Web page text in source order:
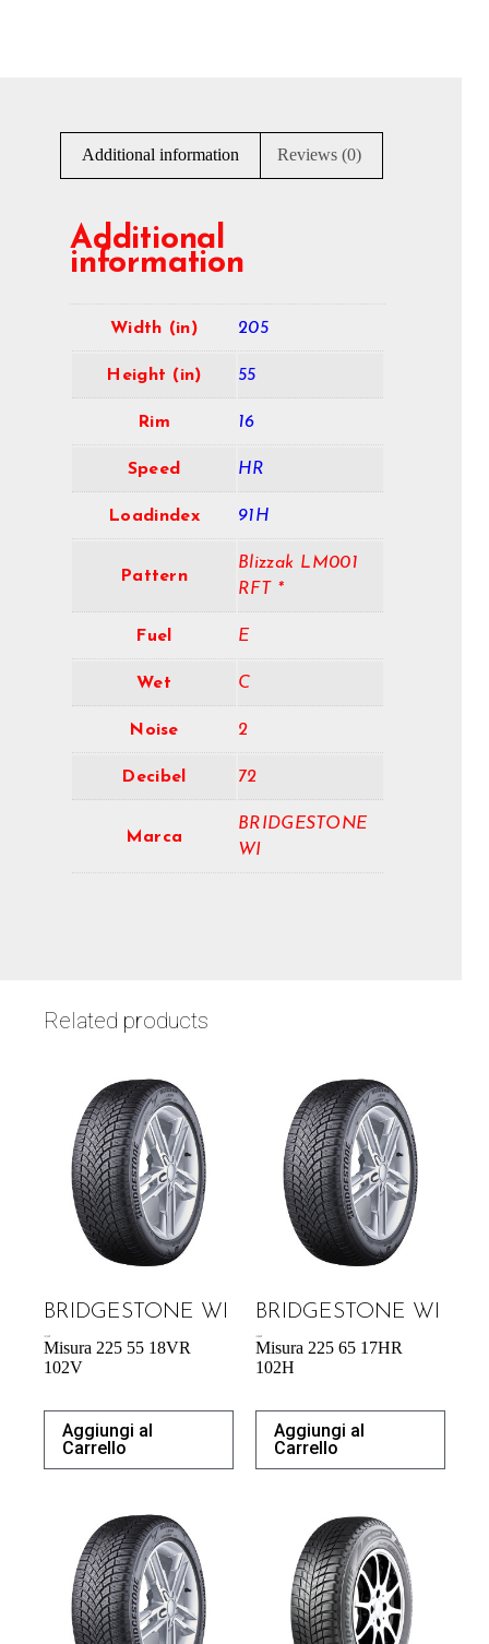
Additional information Reviews (0)
Additional
information
Width (in) 205
Height (in) 55
Rim 16
Speed HR
Loadindex 91H
Pattern
Blizzak LM001
RFT *
Fuel E
Wet C
Noise 2
Decibel 72
Marca
BRIDGESTONE
WI
Related products
BRIDGESTONE WI
Misura 225 55 18VR
102V
Aggiungi al
Carrello
BRIDGESTONE WI
Misura 225 65 17HR
102H
Aggiungi al
Carrello